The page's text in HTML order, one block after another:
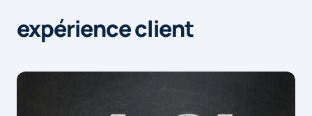
expérience client